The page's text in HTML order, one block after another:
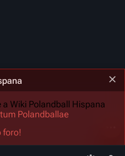
Wiki Polandball Hispana
Polandballae
foro!